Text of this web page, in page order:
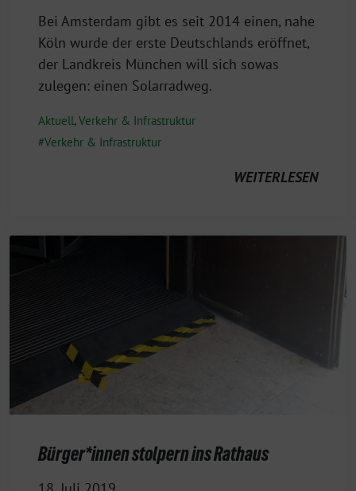
Bei Amsterdam gibt es seit 2014 einen, nahe
Köln wurde der erste Deutschlands eröffnet,
der Landkreis München will sich sowas
zulegen: einen Solarradweg.
Aktuell,Verkehr & Infrastruktur
Verkehr & Infrastruktur
WEITERLESEN
Bürger*innen stolpern ins Rathaus